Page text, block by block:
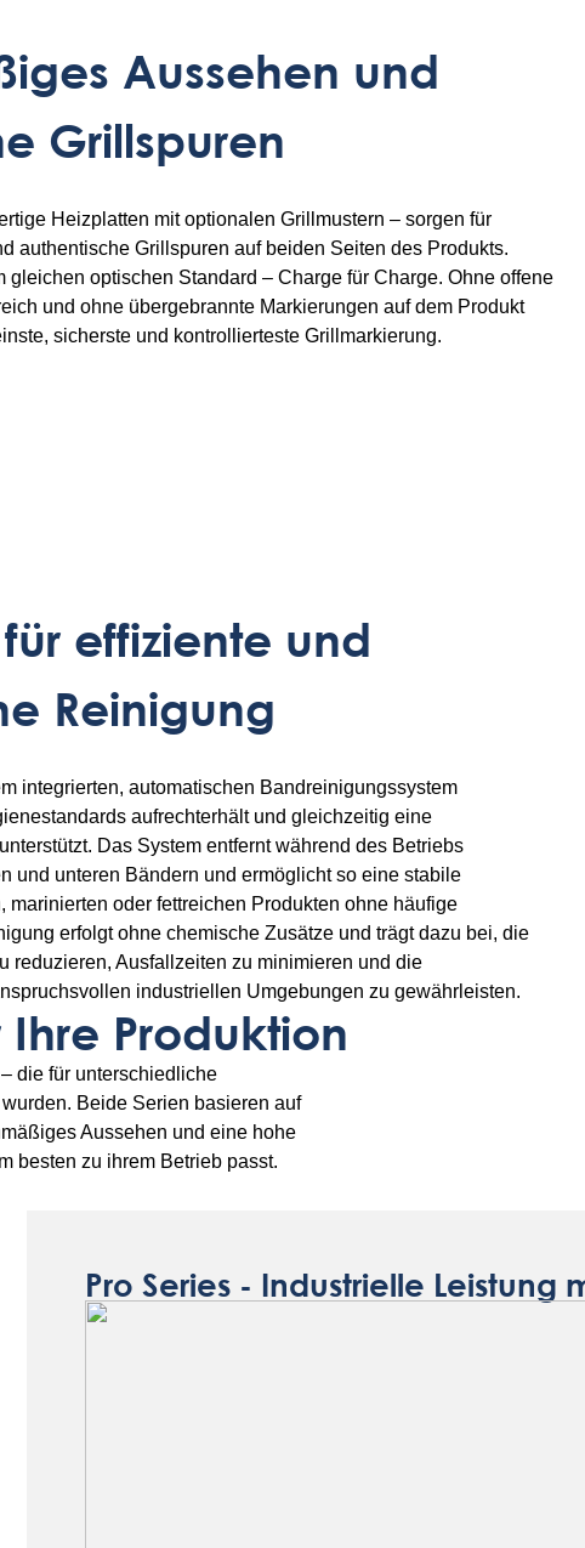
Aussehen und
Grillspuren
Heizplatten mit optionalen Grillmustern – sorgen für
authentische Grillspuren auf beiden Seiten des Produkts.
gleichen optischen Standard – Charge für Charge. Ohne offene
und ohne übergebrannte Markierungen auf dem Produkt
sicherste und kontrollierteste Grillmarkierung.
effiziente und
Reinigung
integrierten, automatischen Bandreinigungssystem
aufrechterhält und gleichzeitig eine
Das System entfernt während des Betriebs
und unteren Bändern und ermöglicht so eine stabile
marinierten oder fettreichen Produkten ohne häufige
erfolgt ohne chemische Zusätze und trägt dazu bei, die
reduzieren, Ausfallzeiten zu minimieren und die
industriellen Umgebungen zu gewährleisten.
Produktion
– die für unterschiedliche
Beide Serien basieren auf
Aussehen und eine hohe
besten zu ihrem Betrieb passt.
Pro Series - Industrielle Leistung